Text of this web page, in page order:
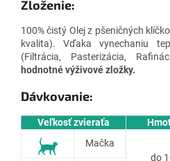
Zloženie:
100% čistý Olej z pšeničných
kvalita).
Vďaka vynechaniu
(Filtrácia, Pasterizácia,
hodnotné výživové zložky.
Dávkovanie:
Veľkosť zvieraťa
Mačka
do